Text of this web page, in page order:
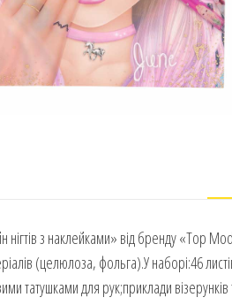
з наклейками» від бренду «Top
(целюлоза, фольга).У наборі:46
татушками для рук;приклади